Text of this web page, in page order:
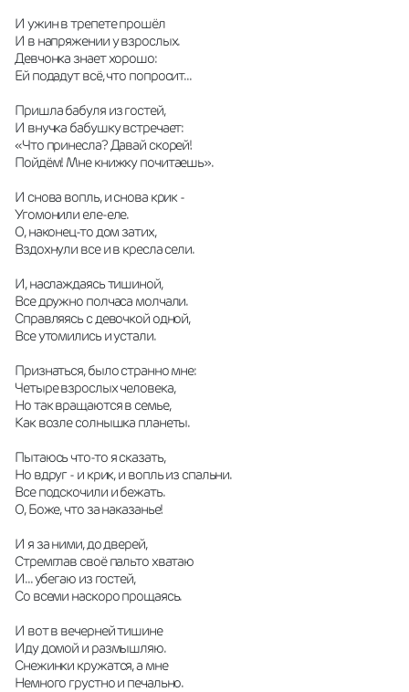
И ужин в трепете прошёл
И в напряжении у взрослых.
Девчонка знает хорошо:
Ей подадут всё, что попросит...
Пришла бабуля из гостей,
И внучка бабушку встречает:
«Что принесла? Давай скорей!
Пойдём! Мне книжку почитаешь».
И снова вопль, и снова крик -
Угомонили еле-еле.
О, наконец-то дом затих,
Вздохнули все и в кресла сели.
И, наслаждаясь тишиной,
Все дружно полчаса молчали.
Справляясь с девочкой одной,
Все утомились и устали.
Признаться, было странно мне:
Четыре взрослых человека,
Но так вращаются в семье,
Как возле солнышка планеты.
Пытаюсь что-то я сказать,
Но вдруг - и крик, и вопль из спальни.
Все подскочили и бежать.
О, Боже, что за наказанье!
И я за ними, до дверей,
Стремглав своё пальто хватаю
И... убегаю из гостей,
Со всеми наскоро прощаясь.
И вот в вечерней тишине
Иду домой и размышляю.
Снежинки кружатся, а мне
Немного грустно и печально.